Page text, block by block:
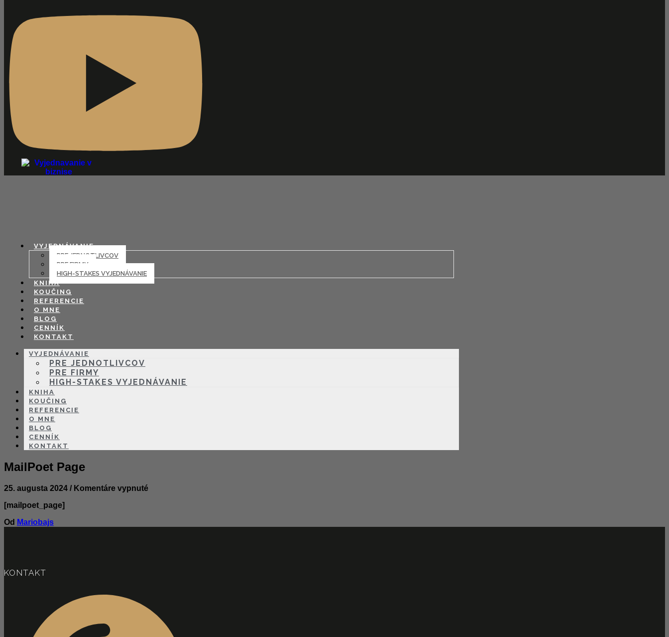
VYJEDNÁVANIE
PRE JEDNOTLIVCOV
PRE FIRMY
HIGH-STAKES VYJEDNÁVANIE
KNIHA
KOUČING
REFERENCIE
O MNE
BLOG
CENNÍK
KONTAKT
VYJEDNÁVANIE
PRE JEDNOTLIVCOV
PRE FIRMY
HIGH-STAKES VYJEDNÁVANIE
KNIHA
KOUČING
REFERENCIE
O MNE
BLOG
CENNÍK
KONTAKT
MailPoet Page
25. augusta 2024 / Komentáre vypnuténa
[mailpoet_page]
Od Mariobajs
KONTAKT